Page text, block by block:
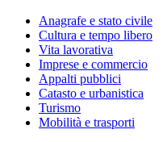
Anagrafe e stato civile
Cultura e tempo libero
Vita lavorativa
Imprese e commercio
Appalti pubblici
Catasto e urbanistica
Turismo
Mobilità e trasporti